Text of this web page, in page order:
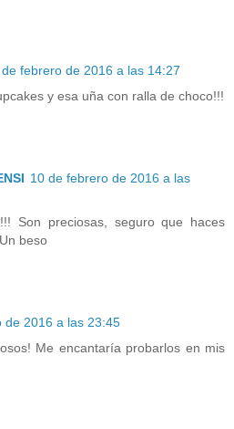
de febrero de 2016 a las 14:27
y esa uña con ralla de choco!!!
10 de febrero de 2016 a las
Son preciosas, seguro que haces
beso
de 2016 a las 23:45
Me encantaría probarlos en mis